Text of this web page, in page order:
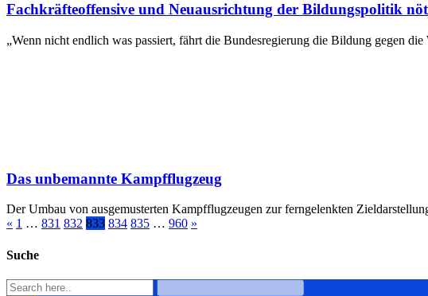
Fachkräfteoffensive und Neuausrichtung der Bildungspolitik
„Wenn nicht endlich was passiert, fährt die Bundesregierung die Bildung gegen
Das unbemannte Kampfflugzeug
Der Umbau von ausgemusterten Kampfflugzeugen zur ferngelenkten
« 1 … 831 832 833 834 835 … 960 »
Suche